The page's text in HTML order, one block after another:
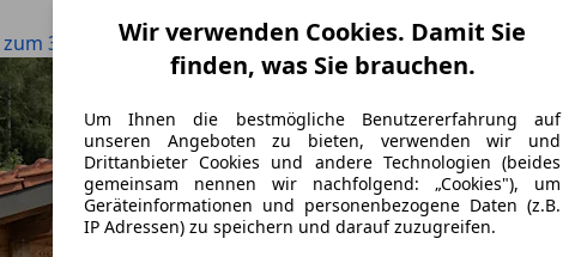
Wir verwenden Cookies. Damit Sie
finden, was Sie brauchen.
Um Ihnen die bestmögliche Benutzererfahrung auf
unseren Angeboten zu bieten, verwenden wir und
Drittanbieter Cookies und andere Technologien (beides
gemeinsam nennen wir nachfolgend: „Cookies"), um
Geräteinformationen und personenbezogene Daten (z.B.
IP Adressen) zu speichern und darauf zuzugreifen.
3,3-Liter-Diesel| Fahreindruck|Infotainment| Erstes Fazit